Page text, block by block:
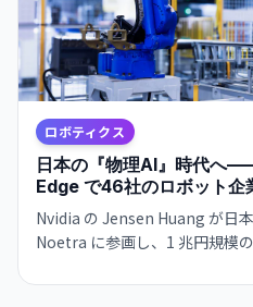
ロボティクス
日本の『物理AI』時代へ
Edge で46社のロボット企
Nvidia の Jensen Huang が日
Noetra に参画し、1 兆円規模
トフォームを形成し、2028年